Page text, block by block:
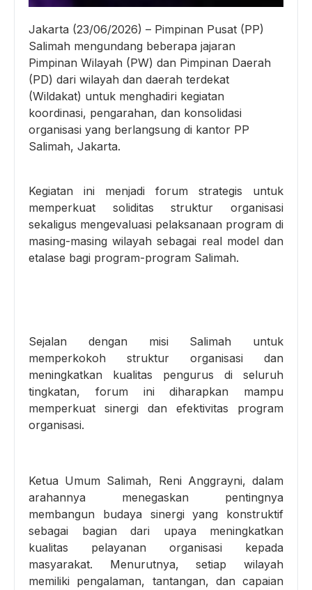
Jakarta (23/06/2026) – Pimpinan Pusat (PP)
Salimah mengundang beberapa jajaran
Pimpinan Wilayah (PW) dan Pimpinan Daerah
(PD) dari wilayah dan daerah terdekat
(Wildakat) untuk menghadiri kegiatan
koordinasi, pengarahan, dan konsolidasi
organisasi yang berlangsung di kantor PP
Salimah, Jakarta.
Kegiatan ini menjadi forum strategis untuk
memperkuat soliditas struktur organisasi
sekaligus mengevaluasi pelaksanaan program di
masing-masing wilayah sebagai real model dan
etalase bagi program-program Salimah.
Sejalan dengan misi Salimah untuk
memperkokoh struktur organisasi dan
meningkatkan kualitas pengurus di seluruh
tingkatan, forum ini diharapkan mampu
memperkuat sinergi dan efektivitas program
organisasi.
Ketua Umum Salimah, Reni Anggrayni, dalam
arahannya menegaskan pentingnya
membangun budaya sinergi yang konstruktif
sebagai bagian dari upaya meningkatkan
kualitas pelayanan organisasi kepada
masyarakat. Menurutnya, setiap wilayah
memiliki pengalaman, tantangan, dan capaian